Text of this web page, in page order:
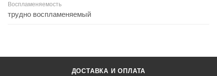
Воспламеняемость
трудно воспламеняемый
ДОСТАВКА И ОПЛАТА